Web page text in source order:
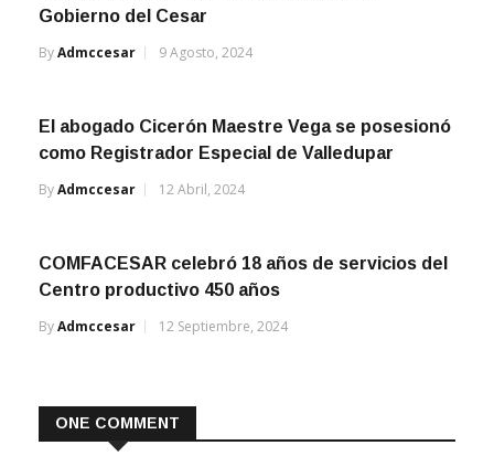
Gobierno del Cesar
ByAdmccesar 9 Agosto, 2024
El abogado Cicerón Maestre Vega se posesionó
como Registrador Especial de Valledupar
ByAdmccesar 12 Abril, 2024
COMFACESAR celebró 18 años de servicios del
Centro productivo 450 años
ByAdmccesar 12 Septiembre, 2024
ONE COMMENT